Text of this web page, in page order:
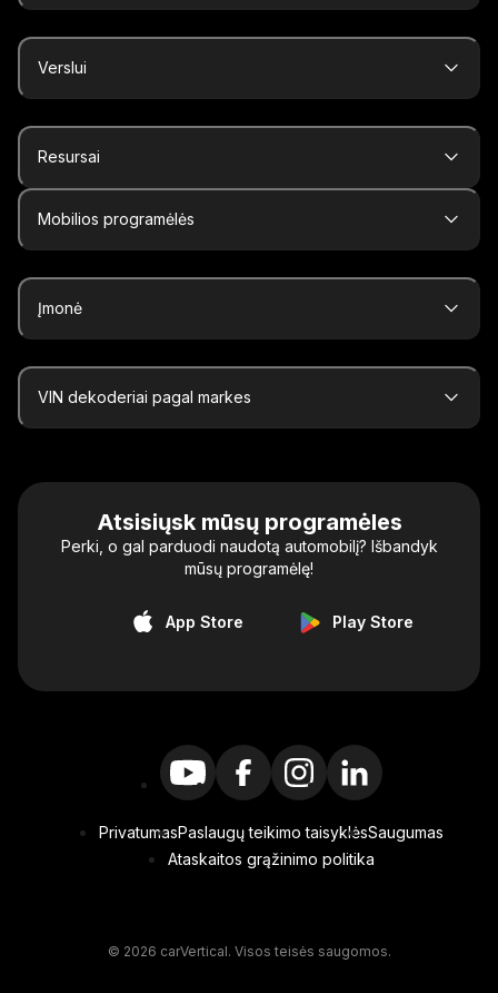
Verslui
Resursai
Mobilios programėlės
Įmonė
VIN dekoderiai pagal markes
Atsisiųsk mūsų programėles
Perki, o gal parduodi naudotą automobilį? Išbandyk
mūsų programėlę!
App Store Play Store
PrivatumasPaslaugų teikimo taisyklėsSaugumas
Ataskaitos grąžinimo politika
© 2026 carVertical. Visos teisės saugomos.